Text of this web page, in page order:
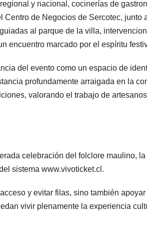
y nacional, cocinerías de
de Negocios de Sercotec, junto
al parque de la villa,
encuentro marcado por el espíritu
del evento como un espacio de
profundamente arraigada en la
valorando el trabajo de
celebración del folclore maulino,
sistema www.vivoticket.cl.
y evitar filas, sino también
vivir plenamente la experiencia